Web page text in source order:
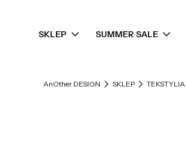
SKLEP SUMMER SALE
AnOther DESIGN SKLEP TEKSTYLIA